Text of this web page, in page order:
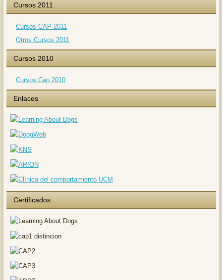
Cursos 2011
Cursos CAP 2011
Otros Cursos 2011
Cursos 2010
Cursos Cap 2010
Enlaces
Certificados